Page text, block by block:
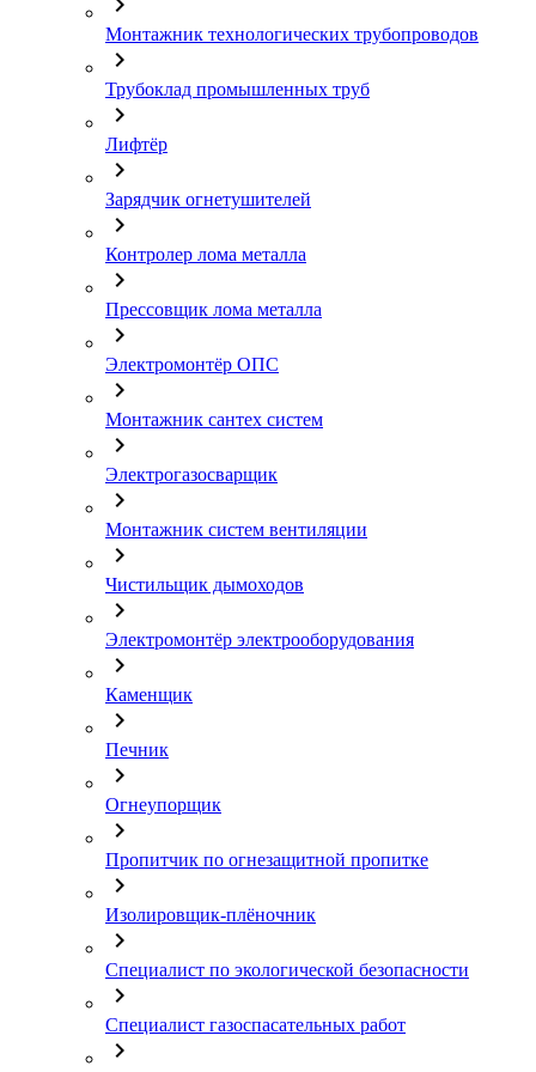
Монтажник технологических трубопроводов
chevron_right
Трубоклад промышленных труб
chevron_right
Лифтёр
chevron_right
Зарядчик огнетушителей
chevron_right
Контролер лома металла
chevron_right
Прессовщик лома металла
chevron_right
Электромонтёр ОПС
chevron_right
Монтажник сантех систем
chevron_right
Электрогазосварщик
chevron_right
Монтажник систем вентиляции
chevron_right
Чистильщик дымоходов
chevron_right
Электромонтёр электрооборудования
chevron_right
Каменщик
chevron_right
Печник
chevron_right
Огнеупорщик
chevron_right
Пропитчик по огнезащитной пропитке
chevron_right
Изолировщик-плёночник
chevron_right
Специалист по экологической безопасности
chevron_right
Специалист газоспасательных работ
chevron_right